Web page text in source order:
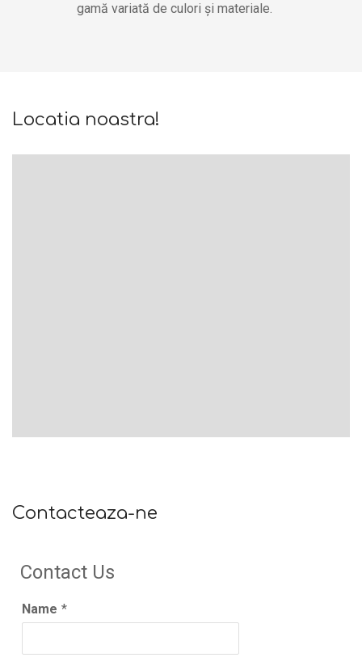
gamă variată de culori și materiale.
Locatia noastra!
Contacteaza-ne
Contact Us
Name *